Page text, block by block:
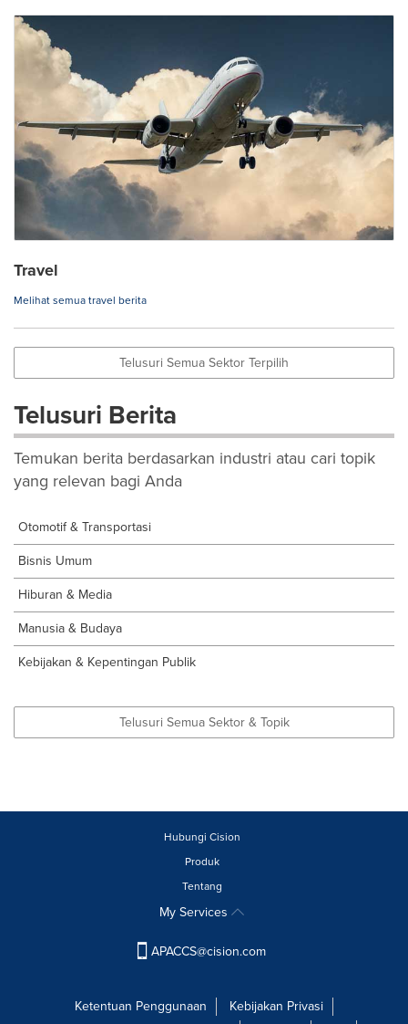
Travel
Melihat semua travel berita
Telusuri Semua Sektor Terpilih
Telusuri Berita
Temukan berita berdasarkan industri atau cari topik
yang relevan bagi Anda
Otomotif & Transportasi
Bisnis Umum
Hiburan & Media
Manusia & Budaya
Kebijakan & Kepentingan Publik
Telusuri Semua Sektor & Topik
Hubungi Cision
Produk
Tentang
My Services
APACCS@cision.com
Ketentuan Penggunaan
Kebijakan Privasi